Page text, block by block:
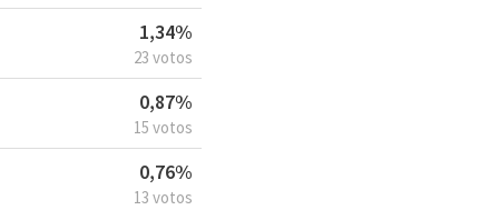
1,34%
23 votos
0,87%
15 votos
0,76%
13 votos